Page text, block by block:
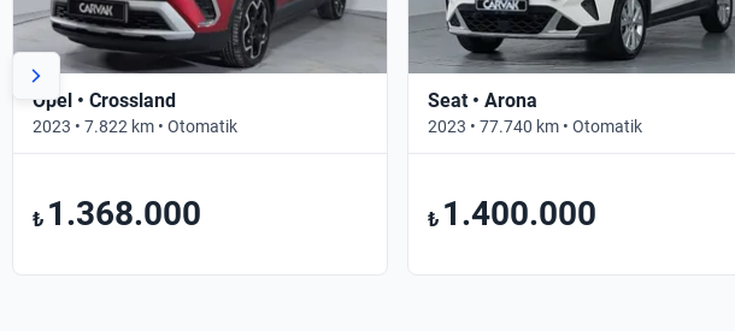
Opel • Crossland
2023 • 7.822 km • Otomatik
₺ 1.368.000
Seat • Arona
2023 • 77.740 km • Otomatik
₺ 1.400.000